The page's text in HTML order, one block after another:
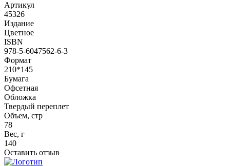
Артикул
45326
Издание
Цветное
ISBN
978-5-6047562-6-3
Формат
210*145
Бумага
Офсетная
Обложка
Твердый переплет
Объем, стр
78
Вес, г
140
Оставить отзыв